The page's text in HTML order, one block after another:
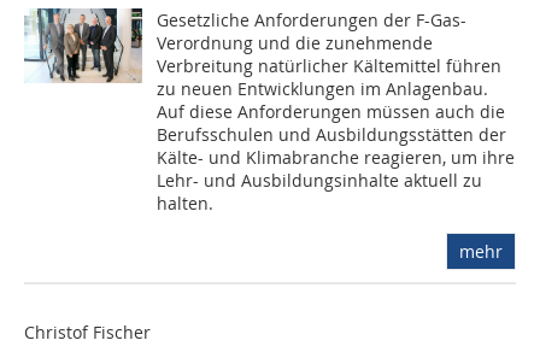
Gesetzliche Anforderungen der F-Gas-
Verordnung und die zunehmende
Verbreitung natürlicher Kältemittel führen
zu neuen Entwicklungen im Anlagenbau.
Auf diese Anforderungen müssen auch die
Berufsschulen und Ausbildungsstätten der
Kälte- und Klimabranche reagieren, um ihre
Lehr- und Ausbildungsinhalte aktuell zu
halten.
mehr
Christof Fischer